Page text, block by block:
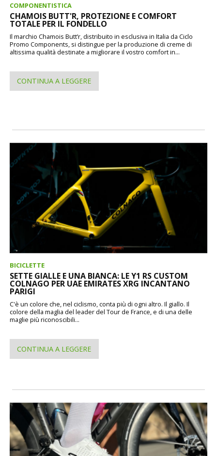
COMPONENTISTICA
CHAMOIS BUTT'R, PROTEZIONE E COMFORT
TOTALE PER IL FONDELLO
Il marchio Chamois Butt’r, distribuito in esclusiva in Italia da Ciclo
Promo Components, si distingue per la produzione di creme di
altissima qualità destinate a migliorare il vostro comfort in...
CONTINUA A LEGGERE
BICICLETTE
SETTE GIALLE E UNA BIANCA: LE Y1 RS CUSTOM
COLNAGO PER UAE EMIRATES XRG INCANTANO
PARIGI
C'è un colore che, nel ciclismo, conta più di ogni altro. Il giallo. Il
colore della maglia del leader del Tour de France, e di una delle
maglie più riconoscibili...
CONTINUA A LEGGERE